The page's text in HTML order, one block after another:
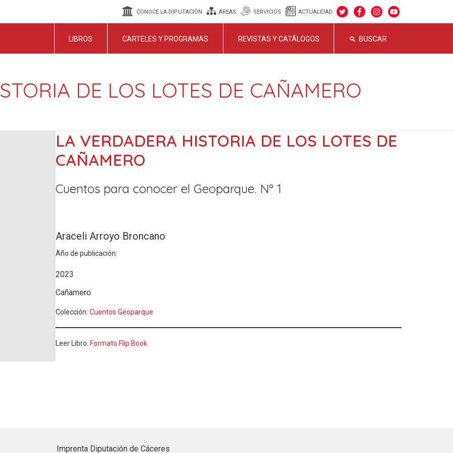
CONOCE LA DIPUTACIÓN ÁREAS SERVICIOS ACTUALIDAD
LIBROS CARTELES Y PROGRAMAS REVISTAS Y CATÁLOGOS BUSCAR
DE LOS LOTES DE CAÑAMERO
LA VERDADERA HISTORIA DE LOS LOTES DE
CAÑAMERO
Cuentos para conocer el Geoparque. Nº 1
Araceli Arroyo Broncano
Año de publicación:
2023
Cañamero
Colección: Cuentos Geoparque
Leer Libro: Formato Flip Book
Imprenta Diputación de Cáceres